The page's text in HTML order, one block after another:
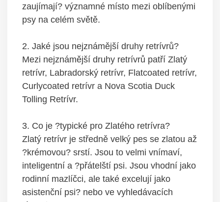
zaujímají? významné místo mezi oblíbenými
psy na celém světě.
2. Jaké jsou nejznámější druhy retrívrů?
Mezi nejznámější druhy retrívrů patří Zlatý
retrívr, Labradorský retrívr, Flatcoated retrívr,
Curlycoated retrívr a Nova Scotia Duck
Tolling Retrívr.
3. Co je ?typické pro Zlatého retrívra?
Zlatý retrívr je středně velký pes se zlatou až
?krémovou? srstí. Jsou to velmi vnímaví,
inteligentní a ?přátelští psi. Jsou vhodní jako
rodinní mazlíčci, ale také excelují jako
asistenční psi? nebo ve vyhledávacích